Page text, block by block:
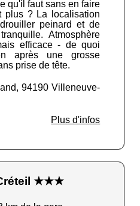
qu'il faut sans en faire
plus ? La localisation
peinard et de
Atmosphère
efficace - de quoi
après une grosse
prise de tête.
94190 Villeneuve-
Plus d'infos
★★★